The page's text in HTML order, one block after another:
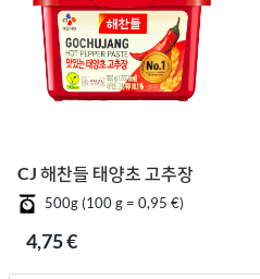
CJ 해찬들 태양초 고추장
500g (100 g = 0,95 €)
4,75 €